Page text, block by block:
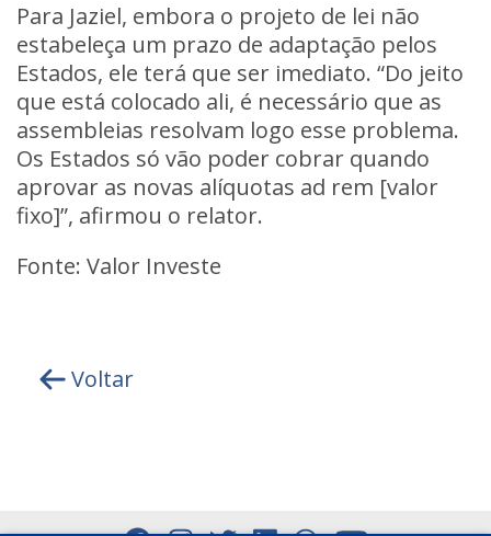
Para Jaziel, embora o projeto de lei não
estabeleça um prazo de adaptação pelos
Estados, ele terá que ser imediato. “Do jeito
que está colocado ali, é necessário que as
assembleias resolvam logo esse problema.
Os Estados só vão poder cobrar quando
aprovar as novas alíquotas ad rem [valor
fixo]”, afirmou o relator.
Fonte: Valor Investe
Voltar